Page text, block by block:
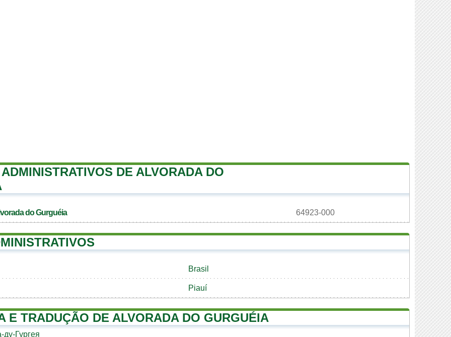
DE ALVORADA DO
do Gurguéia 64923-000
Brasil
Piauí
E TRADUÇÃO DE ALVORADA DO GURGUÉIA
Гургея